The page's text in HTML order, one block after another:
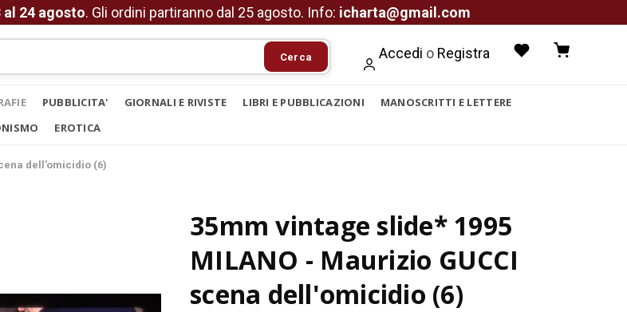
24 agosto. Gli ordini partiranno dal 25 agosto. Info: icharta@gmail.com
Cerca Accedi o Registra
PUBBLICITA' GIORNALI E RIVISTE LIBRI E PUBBLICAZIONI
MANOSCRITTI E LETTERE
EROTICA
dell'omicidio (6)
35mm vintage slide* 1995
MILANO - Maurizio GUCCI
scena dell'omicidio (6)